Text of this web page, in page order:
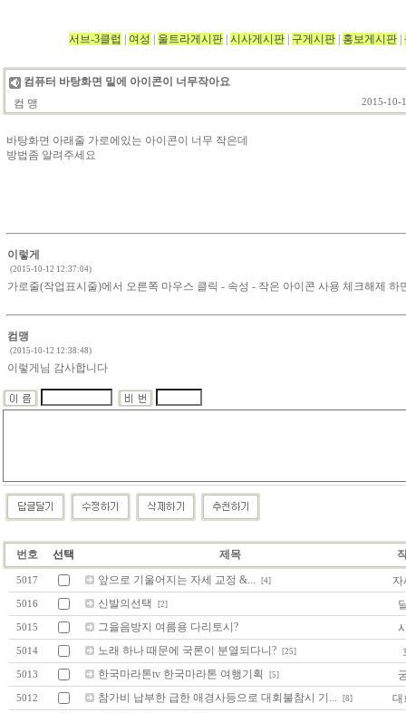
서브-3클럽 여성 울트라게시판 시사게시판 구게시판 홍보게시판
컴퓨터 바탕화면 밑에 아이콘이 너무작아요
컴 맹
2015-10-
바탕화면 아래줄 가로에있는 아이콘이 너무 작은데
방법좀 알려주세요
이렇게
(2015-10-12 12:37:04)
가로줄(작업표시줄)에서 오른쪽 마우스 클릭 - 속성 - 작은 아이콘 사용 체크해제 하
컴맹
(2015-10-12 12:38:48)
이렇게님 감사합니다
번호 선택 제목
5017 앞으로 기울어지는 자세 교정 &... [4] 자
5016 신발의선택 [2]
5015 그을음방지 여름용 다리토시?
5014 노래 하나 때문에 국론이 분열되다니? [25]
5013 한국마라톤tv 한국마라톤 여행기획 [5]
5012 참가비 납부한 급한 애경사등으로 대회불참시 기... [8] 대